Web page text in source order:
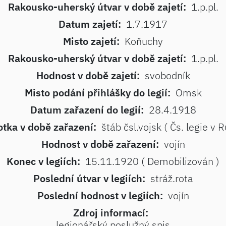
Rakousko-uherský útvar v době zajetí: 1.p.pl.
Datum zajetí: 1.7.1917
Misto zajetí: Koňuchy
Rakousko-uherský útvar v době zajetí: 1.p.pl.
Hodnost v době zajetí: svobodník
Misto podání přihlášky do legií: Omsk
Datum zařazení do legií: 28.4.1918
v době zařazení: štáb čsl.vojsk ( Čs. legie v
Hodnost v době zařazení: vojín
Konec v legiích: 15.11.1920 ( Demobilizován )
Poslední útvar v legiích: stráž.rota
Poslední hodnost v legiích: vojín
Zdroj informací: